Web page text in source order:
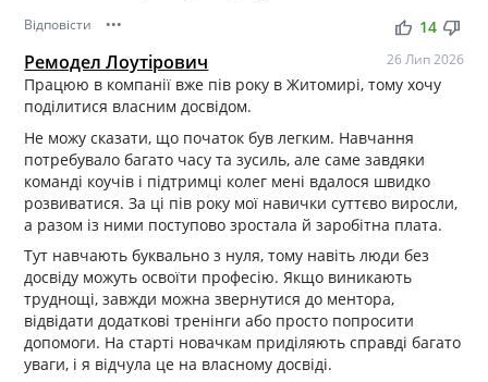
Відповісти ••• thumb_up thumb_down
14
Ремодел Лоутірович 26 Лип 2026
Працюю в компанії вже пів року в Житомирі, тому хочу
поділитися власним досвідом.
Не можу сказати, що початок був легким. Навчання
потребувало багато часу та зусиль, але саме завдяки
команді коучів і підтримці колег мені вдалося швидко
розвиватися. За ці пів року мої навички суттєво виросли,
а разом із ними поступово зростала й заробітна плата.
Тут навчають буквально з нуля, тому навіть люди без
досвіду можуть освоїти професію. Якщо виникають
труднощі, завжди можна звернутися до ментора,
відвідати додаткові тренінги або просто попросити
допомоги. На старті новачкам приділяють справді багато
уваги, і я відчула це на власному досвіді.